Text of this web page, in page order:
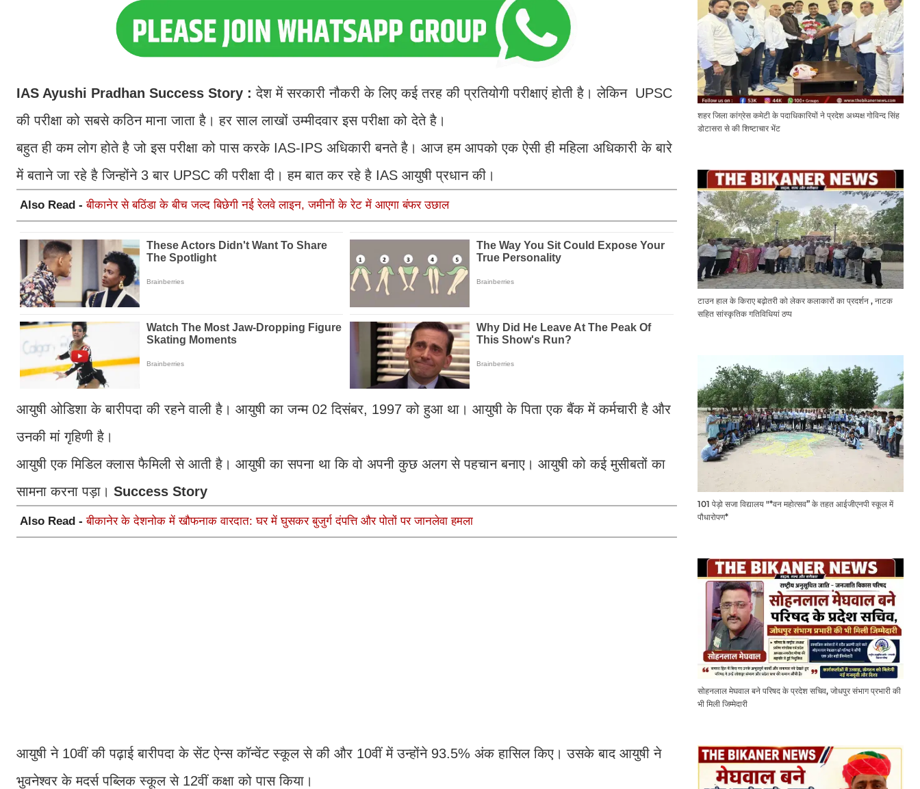
IAS Ayushi Pradhan Success Story : देश में सरकारी नौकरी के लिए कई तरह की प्रतियोगी परीक्षाएं होती है। लेकिन UPSC
की परीक्षा को सबसे कठिन माना जाता है। हर साल लाखों उम्मीदवार इस परीक्षा को देते है।
बहुत ही कम लोग होते है जो इस परीक्षा को पास करके IAS-IPS अधिकारी बनते है। आज हम आपको एक ऐसी ही महिला अधिकारी के बारे
में बताने जा रहे है जिन्होंने 3 बार UPSC की परीक्षा दी। हम बात कर रहे है IAS आयुषी प्रधान की।
Also Read -बीकानेर से बठिंडा के बीच जल्द बिछेगी नई रेलवे लाइन, जमीनों के रेट में आएगा बंफर उछाल
आयुषी ओडिशा के बारीपदा की रहने वाली है। आयुषी का जन्म 02 दिसंबर, 1997 को हुआ था। आयुषी के पिता एक बैंक में कर्मचारी है और
उनकी मां गृहिणी है।
आयुषी एक मिडिल क्लास फैमिली से आती है। आयुषी का सपना था कि वो अपनी कुछ अलग से पहचान बनाए। आयुषी को कई मुसीबतों का
सामना करना पड़ा। Success Story
Also Read -बीकानेर के देशनोक में खौफनाक वारदात: घर में घुसकर बुजुर्ग दंपत्ति और पोतों पर जानलेवा हमला
आयुषी ने 10वीं की पढ़ाई बारीपदा के सेंट ऐन्स कॉन्वेंट स्कूल से की और 10वीं में उन्होंने 93.5% अंक हासिल किए। उसके बाद आयुषी ने
भुवनेश्वर के मदर्स पब्लिक स्कूल से 12वीं कक्षा को पास किया।
शहर जिला कांग्रेस कमेटी के पदाधिकारियों ने प्रदेश अध्यक्ष गोविन्द सिंह
डोटासरा से की शिष्टाचार भेंट
टाउन हाल के किराए बढ़ोतरी को लेकर कलाकारों का प्रदर्शन , नाटक
सहित सांस्कृतिक गतिविधियां ठप्प
101 पेड़ो सजा विद्यालय "*वन महोत्सव” के तहत आईजीएनपी स्कूल में
पौधारोपण*
सोहनलाल मेघवाल बने परिषद के प्रदेश सचिव, जोधपुर संभाग प्रभारी की
भी मिली जिम्मेदारी